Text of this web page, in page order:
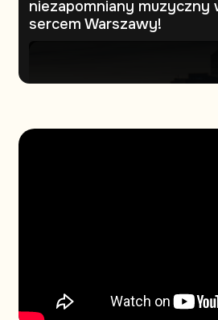
niezapomniany muzyczny
sercem Warszawy!